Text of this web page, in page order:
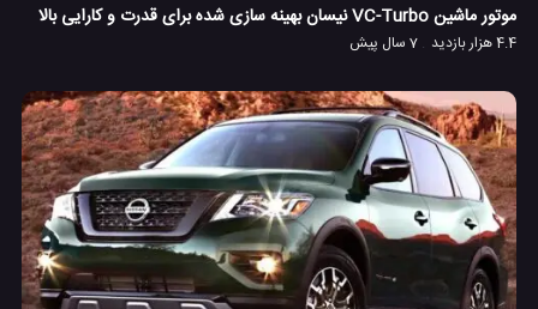
موتور ماشین VC-Turbo نیسان بهینه سازی شده برای قدرت و کارایی بالا
4.4 هزار بازدید 7 سال پیش